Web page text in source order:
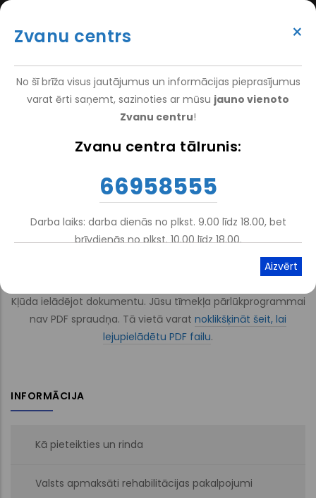
Перейти
основному
MENU
VAKANCES
DARBINIEKIEM
Pacientu iekšējās kārtības
noteikumi
Kļūda ielādējot dokumentu. Jūsu tīmekļa pārlūkprogrammai
nav PDF spraudņa. Tā vietā varat noklikšķināt šeit, lai
lejupielādētu PDF failu.
×
Zvanu centrs
No šī brīža visus jautājumus un informācijas pieprasījumus
varat ērti saņemt, sazinoties ar mūsu jauno vienoto
Zvanu centru!
Zvanu centra tālrunis:
66958555
Darba laiks: darba dienās no plkst. 9.00 līdz 18.00, bet
brīvdienās no plkst. 10.00 līdz 18.00.
INFORMĀCIJA
Kā pieteikties un rinda
Valsts apmaksāti rehabilitācijas pakalpojumi